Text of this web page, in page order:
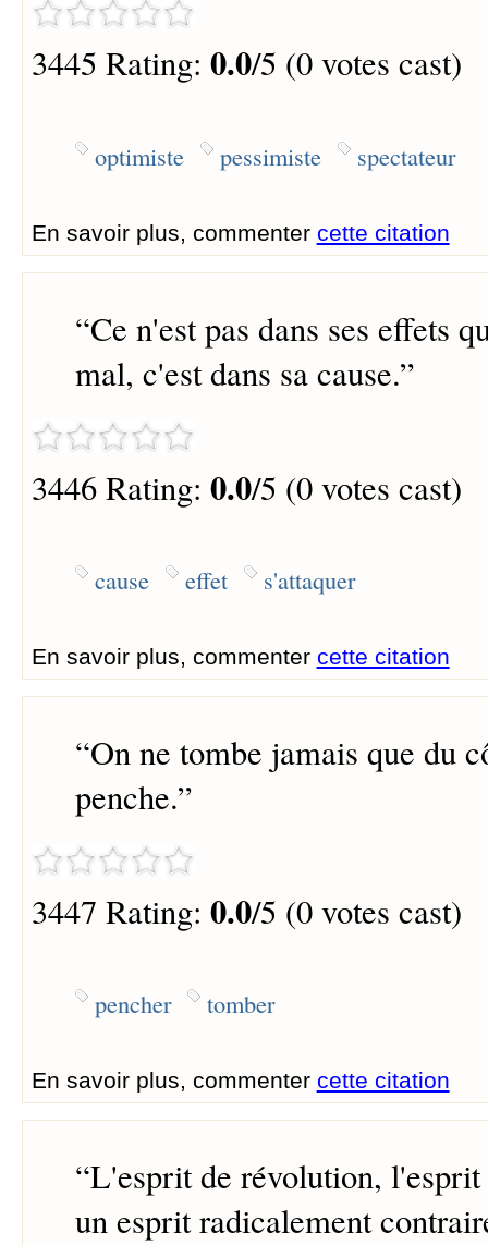
3445 Rating: 0.0/5 (0 votes cast)
optimiste pessimiste spectateur
En savoir plus, commenter cette citation
“Ce n'est pas dans ses effets
mal, c'est dans sa cause.”
3446 Rating: 0.0/5 (0 votes cast)
cause effet s'attaquer
En savoir plus, commenter cette citation
“On ne tombe jamais que du
penche.”
3447 Rating: 0.0/5 (0 votes cast)
pencher tomber
En savoir plus, commenter cette citation
“L'esprit de révolution,
un esprit radicalement